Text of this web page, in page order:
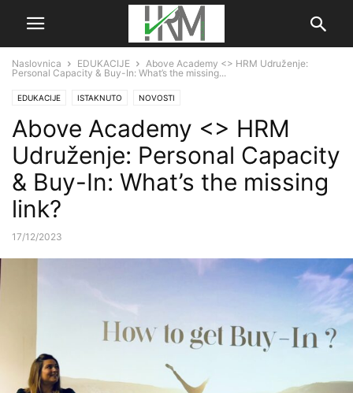
Naslovnica EDUKACIJE
Above Academy <> HRM Udruženje:
Personal Capacity & Buy-In: What’s the missing...
EDUKACIJE ISTAKNUTO NOVOSTI
Above Academy <> HRM
Udruženje: Personal Capacity
& Buy-In: What’s the missing
link?
17/12/2023